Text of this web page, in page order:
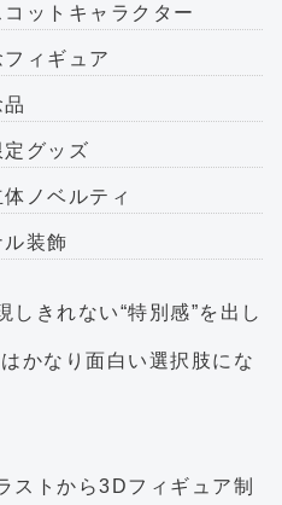
ットキャラクター
ィギュア
グッズ
ノベルティ
装飾
きれない“特別感”を出し
かなり面白い選択肢にな
ストから3Dフィギュア制